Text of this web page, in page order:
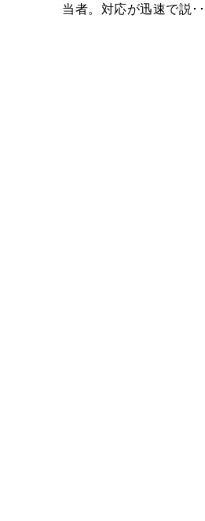
当者。対応が迅速で説･･